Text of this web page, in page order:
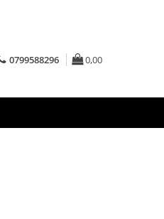
0799588296 0,00